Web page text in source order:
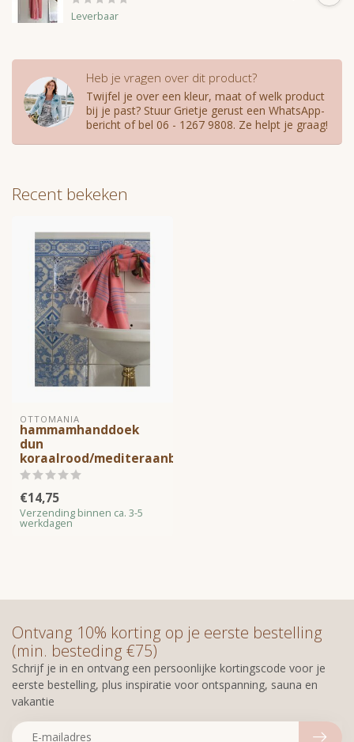
Leverbaar
Heb je vragen over dit product?
Twijfel je over een kleur, maat of welk product
bij je past? Stuur Grietje gerust een WhatsApp-
bericht of bel 06 - 1267 9808. Ze helpt je graag!
Recent bekeken
OTTOMANIA
hammamhanddoek
dun
koraalrood/mediteraanblauw
€14,75
Verzending binnen ca. 3-5
werkdagen
Ontvang 10% korting op je eerste bestelling
(min. besteding €75)
Schrijf je in en ontvang een persoonlijke kortingscode voor je
eerste bestelling, plus inspiratie voor ontspanning, sauna en
vakantie